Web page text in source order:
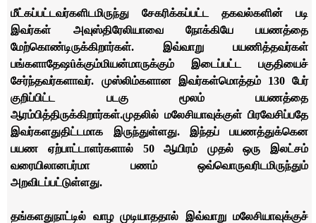
மீட்கப்பட்டவர்களிடமிருந்து சேகரிக்கப்பட்ட தகவல்களின் படி
இவர்கள் அவுஸ்திரேலியாவை நோக்கியே பயணத்தை
மேற்கொண்டிருக்கிறார்கள். இவ்வாறு பயணித்தவர்கள்
பங்களாதேஷûக்கும்மியன்மாருக்கும் இடைப்பட்ட பகுதியைச்
சேர்ந்தவர்களாவர். முஸ்லிம்களான இவர்கள்மொத்தம் 130 பேர்
குறிப்பிட்ட படகு மூலம் பயணத்தை
ஆரம்பித்திருக்கிறார்கள்.முதலில் மலேசியாவுக்குள் பிரவேசிப்பதே
இவர்களதுதிட்டமாக இருந்துள்ளது. இந்தப் பயணத்துக்கென
பயண ஏற்பாட்டாளர்களால் 50 ஆயிரம் முதல் ஒரு இலட்சம்
வரையிலானபர்மா பணம் ஒவ்வொருவரிடமிருந்தும்
அறவிடப்பட்டுள்ளது.
தங்களதுநாட்டில் வாழ முடியாததால் இவ்வாறு மலேசியாவுக்குச்